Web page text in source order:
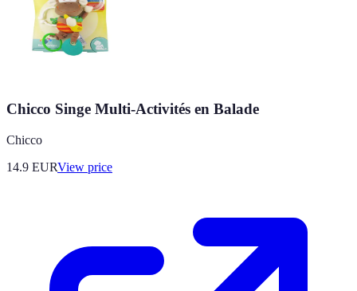
Chicco Singe Multi-Activités en Balade
Chicco
14.9 EURView price